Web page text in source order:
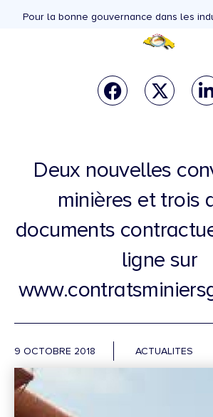
Pour la bonne gouvernance dans les
Deux nouvelles
minières et trois
documents
ligne sur
9 OCTOBRE 2018 ACTUALITES